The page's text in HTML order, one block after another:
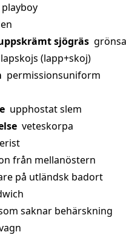
playboy
sjögräs
lapskojs (lapp+skoj)
permissionsuniform
upphostat slem
veteskorpa
från mellanöstern
på utländsk badort
saknar behärskning